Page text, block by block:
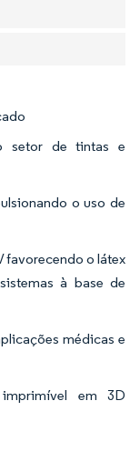
setor de tintas e
o uso de
favorecendo o látex
à base de
médicas e
em 3D